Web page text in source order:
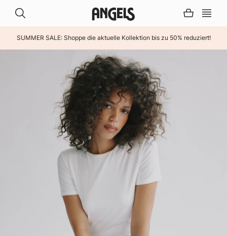
SUMMER SALE: Shoppe die aktuelle Kollektion bis zu 50% reduziert!